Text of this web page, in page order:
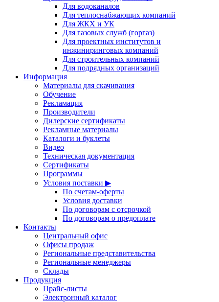
Для водоканалов
Для теплоснабжающих компаний
Для ЖКХ и УК
Для газовых служб (горгаз)
Для проектных институтов и
инжиниринговых компаний
Для строительных компаний
Для подрядных организаций
Информация
Материалы для скачивания
Обучение
Рекламация
Производители
Дилерские сертификаты
Рекламные материалы
Каталоги и буклеты
Видео
Техническая документация
Сертификаты
Программы
Условия поставки ▶
По счетам-оферты
Условия доставки
По договорам с отсрочкой
По договорам о предоплате
Контакты
Центральный офис
Офисы продаж
Региональные представительства
Региональные менеджеры
Склады
Продукция
Прайс-листы
Электронный каталог